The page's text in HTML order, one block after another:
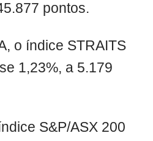
pontos.
o índice STRAITS
1,23%, a 5.179
S&P/ASX 200